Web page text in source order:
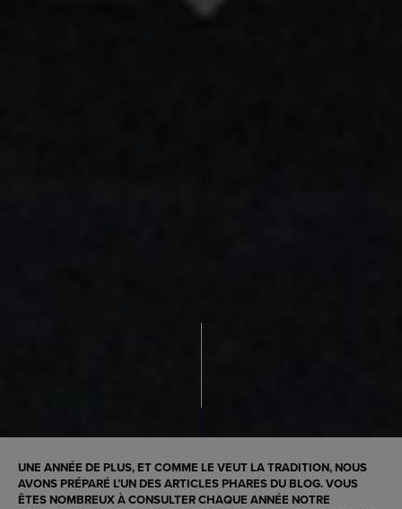
UNE ANNÉE DE PLUS, ET COMME LE VEUT LA TRADITION, NOUS
AVONS PRÉPARÉ L’UN DES ARTICLES PHARES DU BLOG. VOUS
ÊTES NOMBREUX À CONSULTER CHAQUE ANNÉE NOTRE